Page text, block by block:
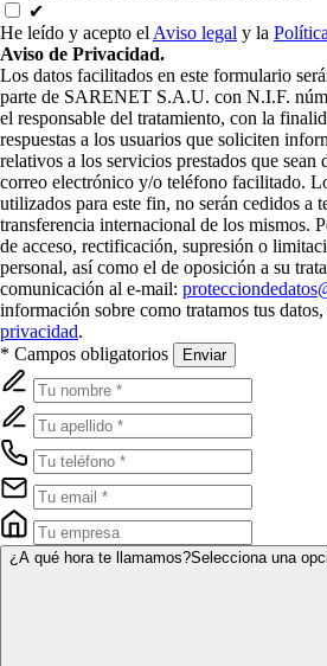
✔
He leído y acepto el Aviso legal y la
Aviso de Privacidad.
Los datos facilitados en este formulario
parte de SARENET S.A.U. con N.I.F.
el responsable del tratamiento, con la
respuestas a los usuarios que soliciten
relativos a los servicios prestados que sean
correo electrónico y/o teléfono facilitado.
utilizados para este fin, no serán cedidos a
transferencia internacional de los mismos.
de acceso, rectificación, supresión o
personal, así como el de oposición a su
comunicación al e-mail:
información sobre como tratamos tus
privacidad.
* Campos obligatorios
Enviar
¿A qué hora te llamamos?Selecciona una